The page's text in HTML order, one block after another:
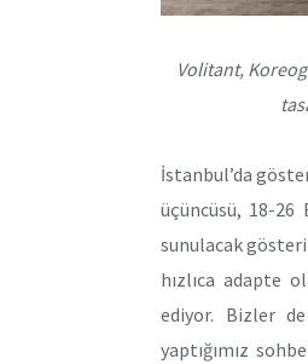
Volitant,
İstanbul’da
üçüncüsü, 18-26
sunulacak
hızlıca adapte
ediyor. Bizler
yaptığımız